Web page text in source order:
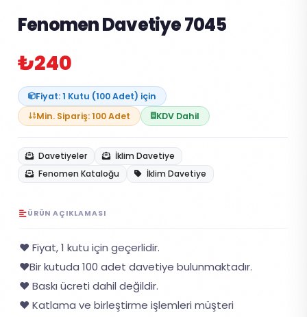
Fenomen Davetiye 7045
₺240
Fiyat: 1 Kutu (100 Adet) için
Min. Sipariş: 100 Adet
KDV Dahil
Davetiyeler
İklim Davetiye
Fenomen Kataloğu
İklim Davetiye
ÜRÜN AÇIKLAMASI
❤️ Fiyat, 1 kutu için geçerlidir.
❤️Bir kutuda 100 adet davetiye bulunmaktadır.
❤️ Baskı ücreti dahil değildir.
❤️ Katlama ve birleştirme işlemleri müşteri